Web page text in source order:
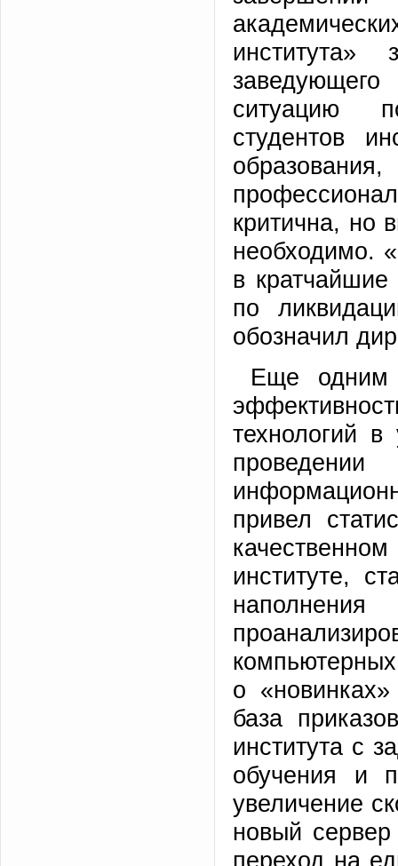
института»
ситуацию
студентов
критична, но
необходимо.
в кратчайшие
по
обозначил
Еще одним
технологий в
привел
институте,
о
база
института с
обучения и
увеличение
новый
переход на